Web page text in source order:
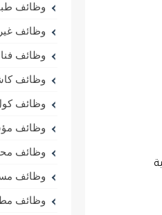
وظائف
وظائف
وظائف
وظائف
وظائف
وظائف
وظائف
وظائف
وظائف